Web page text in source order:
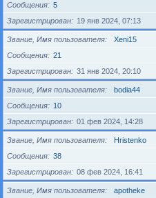
Сообщения
5
Зарегистрирован
19 янв 2024, 07:13
Звание, Имя пользователя
Xeni15
Сообщения
21
Зарегистрирован
31 янв 2024, 20:10
Звание, Имя пользователя
bodia44
Сообщения
10
Зарегистрирован
01 фев 2024, 14:28
Звание, Имя пользователя
Hristenko
Сообщения
38
Зарегистрирован
08 фев 2024, 16:41
Звание, Имя пользователя
apotheke